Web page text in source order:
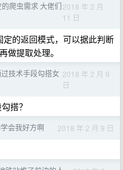
爬虫需求 大佬们2018 年 2 月
11 日
的返回模式，可以据此判断
做提取处理。
技术手段勾搭女 2018 年 2 月 9
日
搭？
会我好方啊 2018 年 2 月 9 日